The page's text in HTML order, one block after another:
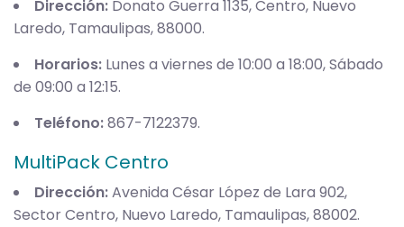
Dirección: Donato Guerra 1135, Centro, Nuevo
Laredo, Tamaulipas, 88000.
Horarios: Lunes a viernes de 10:00 a 18:00, Sábado
de 09:00 a 12:15.
Teléfono:867-7122379.
MultiPack Centro
Dirección:Avenida César López de Lara 902,
Sector Centro, Nuevo Laredo, Tamaulipas, 88002.